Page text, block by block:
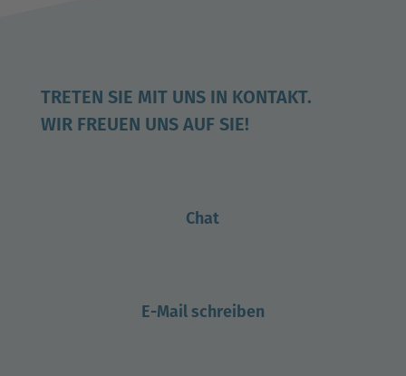
TRETEN SIE MIT UNS IN KONTAKT.
WIR FREUEN UNS AUF SIE!
Chat
E-Mail schreiben